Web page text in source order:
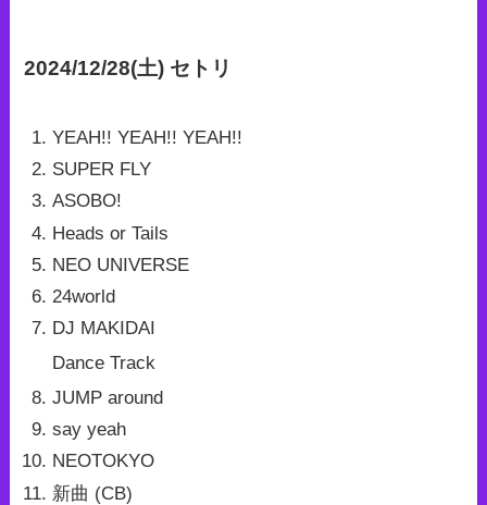
2024/12/28(土) セトリ
YEAH!! YEAH!! YEAH!!
SUPER FLY
ASOBO!
Heads or Tails
NEO UNIVERSE
24world
DJ MAKIDAI
Dance Track
JUMP around
say yeah
NEOTOKYO
新曲 (CB)